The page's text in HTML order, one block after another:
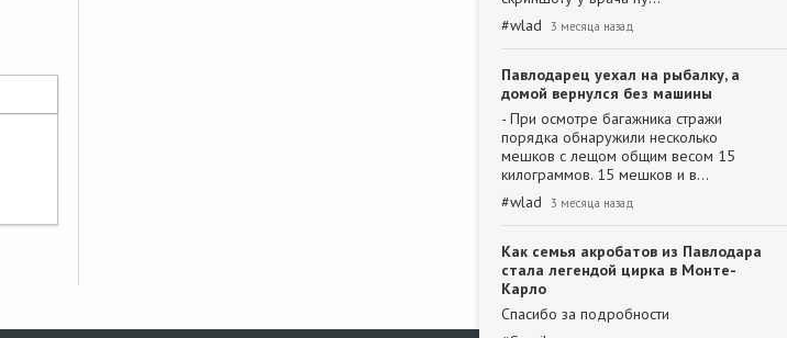
#wlad 3 месяца назад
Павлодарец уехал на рыбалку, а
домой вернулся без машины
- При осмотре багажника стражи
порядка обнаружили несколько
мешков с лещом общим весом 15
килограммов. 15 мешков и в…
#wlad 3 месяца назад
Как семья акробатов из Павлодара
стала легендой цирка в Монте-
Карло
Спасибо за подробности